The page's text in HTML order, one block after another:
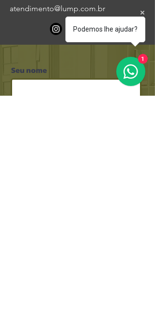
atendimento@lump.com.br
Seu nome
Podemos lhe ajudar?
1